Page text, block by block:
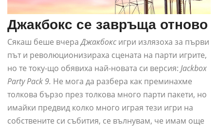
Джакбокс се завръща отново
Сякаш беше вчераДжакбокс игри излязоха за първи
път и революционизираха сцената на парти игрите,
но те току-що обявиха най-новата си версия: Jackbox
Party Pack 9. Не мога да разбера как преминахме
толкова бързо през толкова много парти пакети, но
имайки предвид колко много играя тези игри на
собствените си събития, се вълнувам, че имам още